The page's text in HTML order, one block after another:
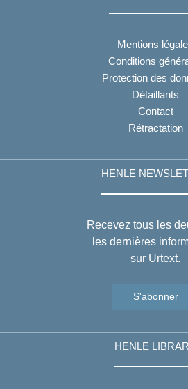
Mentions
Conditions
Protection des
Détaillants
Contact
Rétractation
HENLE
Recevez tous les
les dernières
sur Urtext.
S'abonner
HENLE